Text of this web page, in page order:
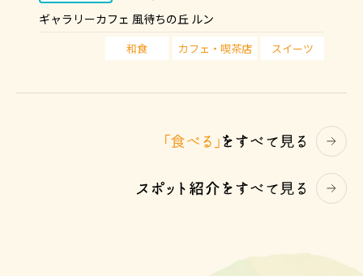
ギャラリーカフェ 風待ちの丘 ルン
和食 カフェ・喫茶店 スイーツ